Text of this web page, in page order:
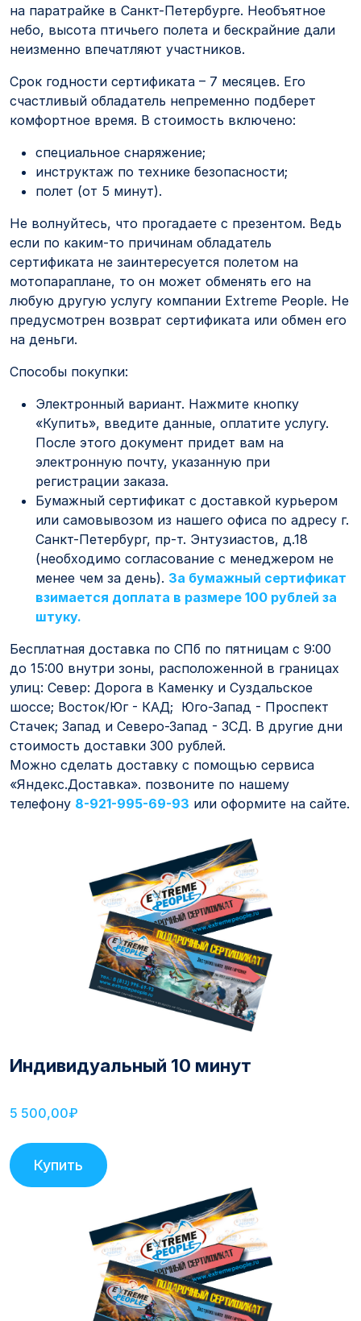
на паратрайке в Санкт-Петербурге. Необъятное
небо, высота птичьего полета и бескрайние дали
неизменно впечатляют участников.
Срок годности сертификата – 7 месяцев. Его
счастливый обладатель непременно подберет
комфортное время. В стоимость включено:
специальное снаряжение;
инструктаж по технике безопасности;
полет (от 5 минут).
Не волнуйтесь, что прогадаете с презентом. Ведь
если по каким-то причинам обладатель
сертификата не заинтересуется полетом на
мотопараплане, то он может обменять его на
любую другую услугу компании Extreme People. Не
предусмотрен возврат сертификата или обмен его
на деньги.
Способы покупки:
Электронный вариант. Нажмите кнопку
«Купить», введите данные, оплатите услугу.
После этого документ придет вам на
электронную почту, указанную при
регистрации заказа.
Бумажный сертификат с доставкой курьером
или самовывозом из нашего офиса по адресу г.
Санкт-Петербург, пр-т. Энтузиастов, д.18
(необходимо согласование с менеджером не
менее чем за день). За бумажный сертификат
взимается доплата в размере 100 рублей за
штуку.
Бесплатная доставка по СПб по пятницам с 9:00
до 15:00 внутри зоны, расположенной в границах
улиц: Север: Дорога в Каменку и Суздальское
шоссе; Восток/Юг - КАД; Юго-Запад - Проспект
Стачек; Запад и Северо-Запад - ЗСД. В другие дни
стоимость доставки 300 рублей.
Можно сделать доставку с помощью сервиса
«Яндекс.Доставка». позвоните по нашему
телефону 8-921-995-69-93 или оформите на сайте.
Индивидуальный 10 минут
5 500,00₽
Купить